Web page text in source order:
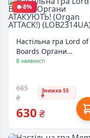
-8%
Настільна гра Lord of
Boards Органи
АТАКУЮТЬ! (Organ
В наявності
685
₴
Знижка 55
₴
630 ₴